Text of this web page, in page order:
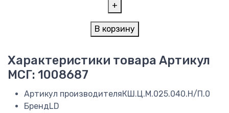
+
В корзину
Характеристики товара Артикул
МСГ: 1008687
Артикул производителяКШ.Ц.М.025.040.Н/П.0
БрендLD